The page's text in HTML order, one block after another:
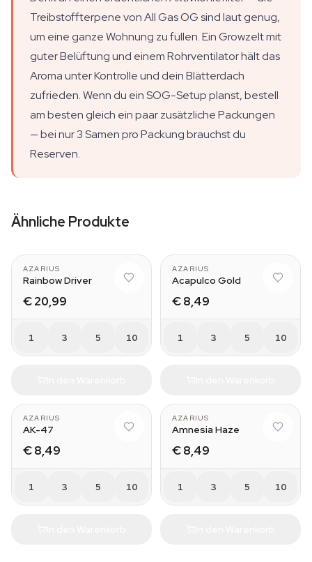
Treibstoffterpene von All Gas OG sind laut genug,
um eine ganze Wohnung zu füllen. Ein Growzelt mit
guter Belüftung und einem Rohrventilator hält das
Aroma unter Kontrolle und dein Blätterdach
zufrieden. Wenn du ein SOG-Setup planst, bestell
am besten gleich ein paar zusätzliche Packungen
— bei nur 3 Samen pro Packung brauchst du
Reserven.
Ähnliche Produkte
AZARIUS
Rainbow Driver
€ 20,99
1 3 5 10
AZARIUS
Acapulco Gold
€ 8,49
1 3 5 10
AZARIUS
AK-47
€ 8,49
1 3 5 10
AZARIUS
Amnesia Haze
€ 8,49
1 3 5 10